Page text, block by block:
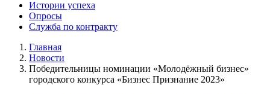
Истории успеха
Опросы
Служба по контракту
Главная
Новости
Победительницы номинации «Молодёжный бизнес»
городского конкурса «Бизнес Признание 2023»